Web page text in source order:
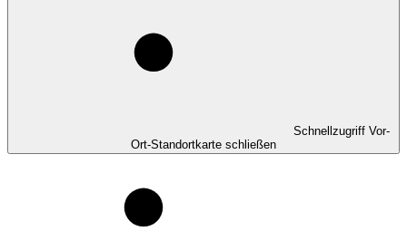
Schnellzugriff Vor-
Ort-Standortkarte schließen